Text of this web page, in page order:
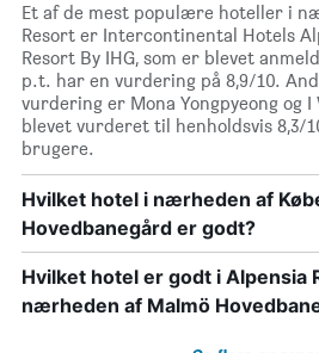
Et af de mest populære hoteller i
Resort er Intercontinental Hotels
Resort By IHG, som er blevet
p.t. har en vurdering på 8,9/10.
vurdering er Mona Yongpyeong og
blevet vurderet til henholdsvis 8,3/
brugere.
Hvilket hotel i nærheden af
Hovedbanegård er godt?
Hvilket hotel er godt i Alpensia
nærheden af Malmö